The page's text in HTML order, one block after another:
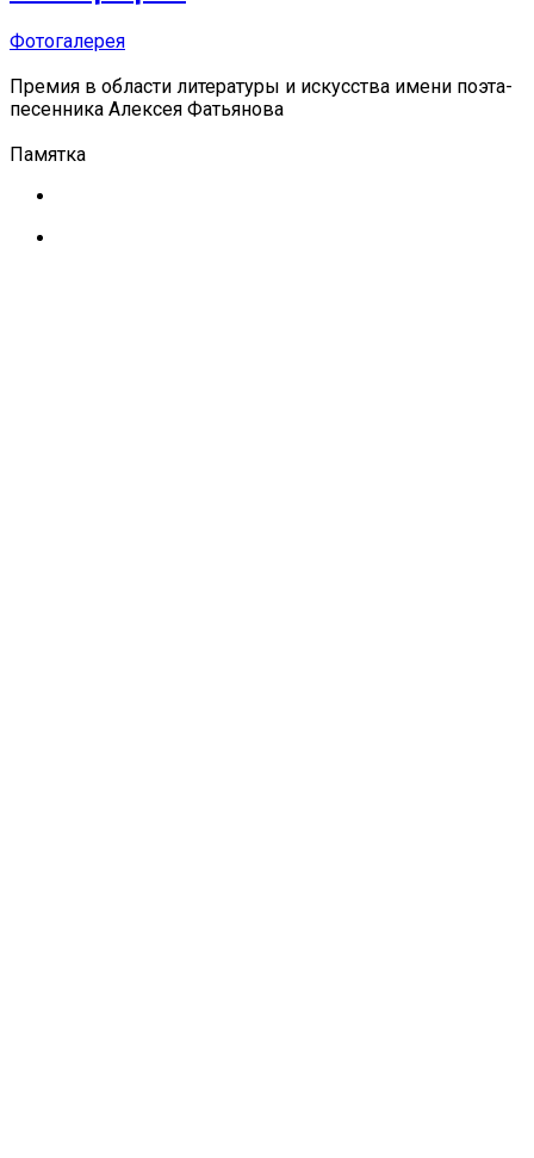
Фотогалерея
Премия в области литературы и искусства имени поэта-
песенника Алексея Фатьянова
Памятка